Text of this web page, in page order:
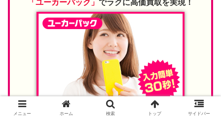
「ユーカーパック」 でラクに高価買取を実現！
メニュー ホーム 検索 トップ サイドバー